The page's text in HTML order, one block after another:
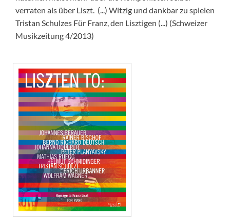
verraten als über Liszt. (...) Witzig und dankbar zu spielen
Tristan Schulzes Für Franz, den Lisztigen (...) (Schweizer
Musikzeitung 4/2013)